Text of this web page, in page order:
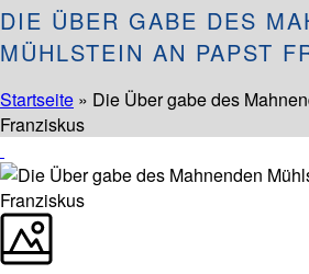
DIE ÜBER GABE DES
MÜHLSTEIN AN PAPST
Startseite » Die Über gabe des
Franziskus